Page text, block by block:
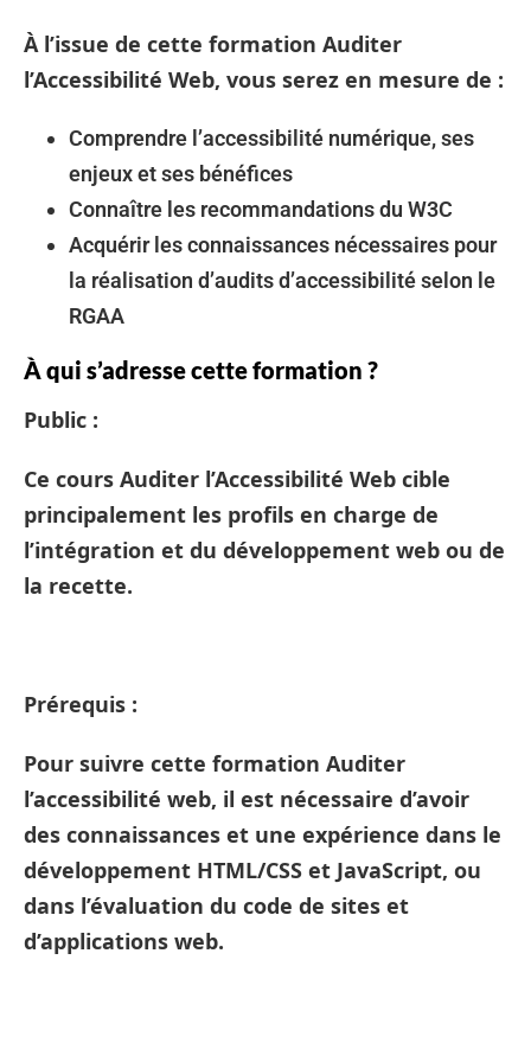
À l’issue de cette formation Auditer
l’Accessibilité Web, vous serez en mesure de :
Comprendre l’accessibilité numérique, ses
enjeux et ses bénéfices
Connaître les recommandations du W3C
Acquérir les connaissances nécessaires pour
la réalisation d’audits d’accessibilité selon le
RGAA
À qui s’adresse cette formation ?
Public :
Ce cours Auditer l’Accessibilité Web cible
principalement les profils en charge de
l’intégration et du développement web ou de
la recette.
Prérequis :
Pour suivre cette formation Auditer
l’accessibilité web, il est nécessaire d’avoir
des connaissances et une expérience dans le
développement HTML/CSS et JavaScript, ou
dans l’évaluation du code de sites et
d’applications web.